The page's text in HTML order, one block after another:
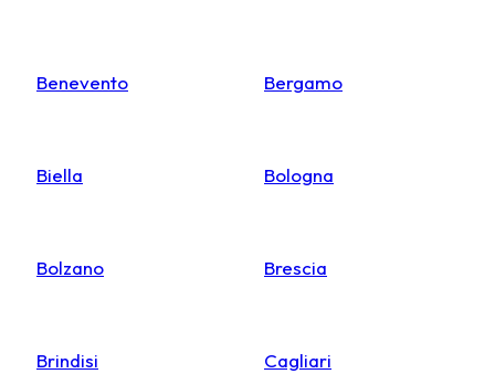
Benevento Bergamo
Biella Bologna
Bolzano Brescia
Brindisi Cagliari